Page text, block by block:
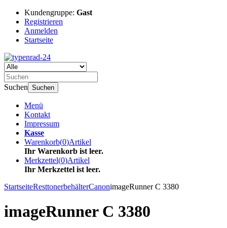
Kundengruppe: Gast
Registrieren
Anmelden
Startseite
Suchen Suchen
Menü
Kontakt
Impressum
Kasse
Warenkorb(0)Artikel
Ihr Warenkorb ist leer.
Merkzettel(0)Artikel
Ihr Merkzettel ist leer.
StartseiteResttonerbehälterCanonimageRunner C 3380
imageRunner C 3380